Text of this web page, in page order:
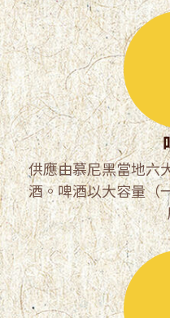
供應由慕尼黑當地六
酒。啤酒以大容量（